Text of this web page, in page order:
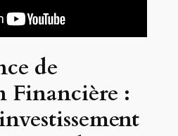
de
Financière :